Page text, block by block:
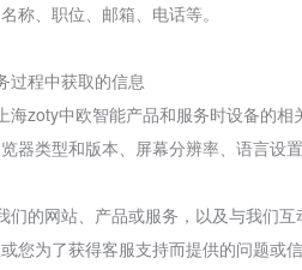
称、职位、邮箱、电话等。
过程中获取的信息
海zoty中欧智能产品和服务时设备的
器类型和版本、屏幕分辨率、语言设
们的网站、产品或服务，以及与我们
您为了获得客服支持而提供的问题或